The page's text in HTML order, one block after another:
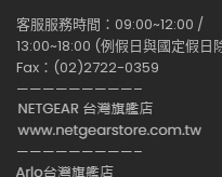
客服服務時間：09:00~12:00 /
13:00~18:00 (例假日與國定假日
Fax：(02)2722-0359
—————————–
—————————–